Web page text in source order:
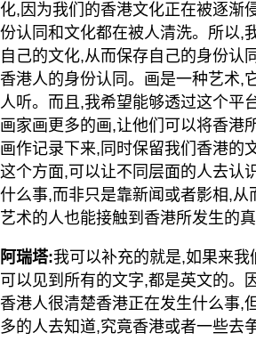
化,因为我们的香港文化正在被逐渐
份认同和文化都在被人清洗。所以,
自己的文化,从而保存自己的身份认
香港人的身份认同。画是一种艺术,
人听。而且,我希望能够透过这个平
画家画更多的画,让他们可以将香港
画作记录下来,同时保留我们香港的
这个方面,可以让不同层面的人去认
什么事,而非只是靠新闻或者影相,从
艺术的人也能接触到香港所发生的真
阿瑞塔:我可以补充的就是,如果来我
可以见到所有的文字,都是英文的。
香港人很清楚香港正在发生什么事,
多的人去知道,究竟香港或者一些去